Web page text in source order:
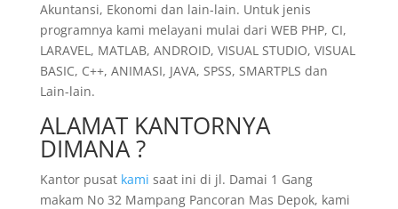
Akuntansi, Ekonomi dan lain-lain. Untuk jenis
programnya kami melayani mulai dari WEB PHP, CI,
LARAVEL, MATLAB, ANDROID, VISUAL STUDIO, VISUAL
BASIC, C++, ANIMASI, JAVA, SPSS, SMARTPLS dan
Lain-lain.
ALAMAT KANTORNYA
DIMANA ?
Kantor pusat kami saat ini di jl. Damai 1 Gang
makam No 32 Mampang Pancoran Mas Depok, kami